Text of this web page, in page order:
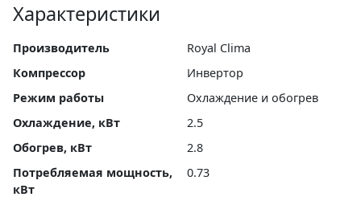
Характеристики
Производитель
Royal Clima
Компрессор
Инвертор
Режим работы
Охлаждение и обогрев
Охлаждение, кВт
2.5
Обогрев, кВт
2.8
Потребляемая мощность,
кВт
0.73